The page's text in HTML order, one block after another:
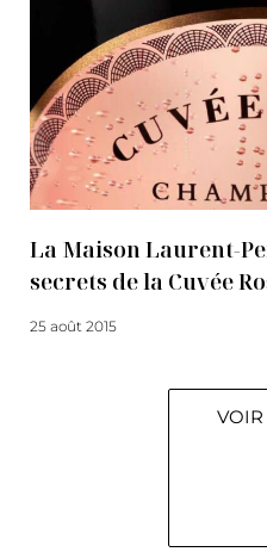
La Maison Laurent-
secrets de la Cuvée
25 août 2015